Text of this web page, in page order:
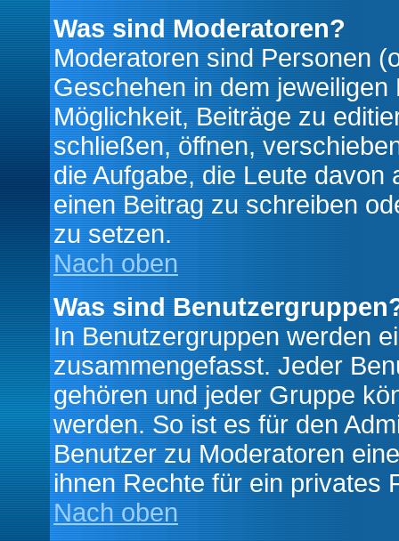
Was sind Moderatoren?
Moderatoren sind Personen
Geschehen in dem
Möglichkeit, Beiträge zu
schließen, öffnen,
die Aufgabe, die Leute
einen Beitrag zu schreiben
zu setzen.
Nach oben
Was sind
In Benutzergruppen werden
zusammengefasst. Jeder
gehören und jeder Gruppe
werden. So ist es für den
Benutzer zu Moderatoren
ihnen Rechte für ein privates
Nach oben